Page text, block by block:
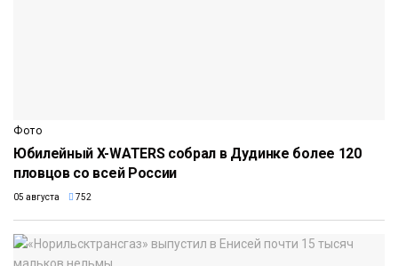
Фото
Юбилейный X-WATERS собрал в Дудинке более 120
пловцов со всей России
05 августа 752